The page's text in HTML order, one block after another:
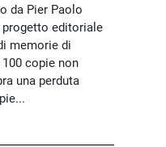
da Pier Paolo
editoriale
memorie di
copie non
una perduta